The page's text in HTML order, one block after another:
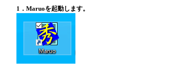
1．Maruoを起動します。